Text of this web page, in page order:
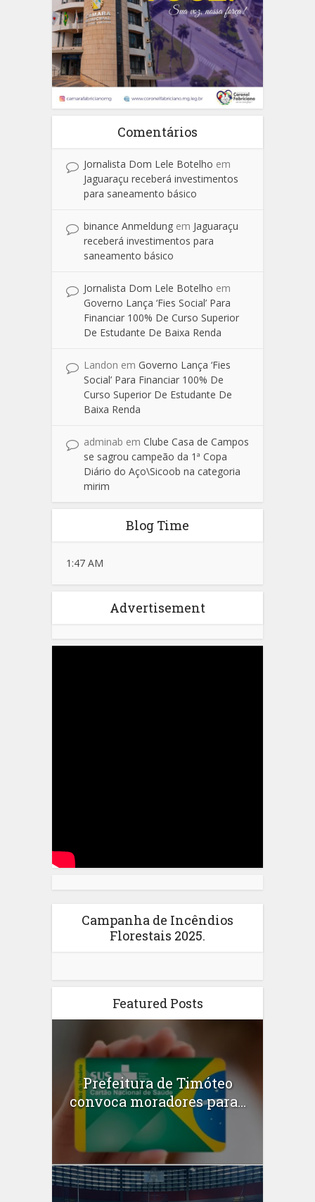
Comentários
Jornalista Dom Lele Botelho em
Jaguaraçu receberá investimentos
para saneamento básico
binance Anmeldung em Jaguaraçu
receberá investimentos para
saneamento básico
Jornalista Dom Lele Botelho em
Governo Lança ‘Fies Social’ Para
Financiar 100% De Curso Superior
De Estudante De Baixa Renda
Landon em Governo Lança ‘Fies
Social’ Para Financiar 100% De
Curso Superior De Estudante De
Baixa Renda
adminab em Clube Casa de Campos
se sagrou campeão da 1ª Copa
Diário do Aço\Sicoob na categoria
mirim
Blog Time
1:47 AM
Advertisement
Campanha de Incêndios
Florestais 2025.
Featured Posts
Prefeitura de Timóteo
convoca moradores para...